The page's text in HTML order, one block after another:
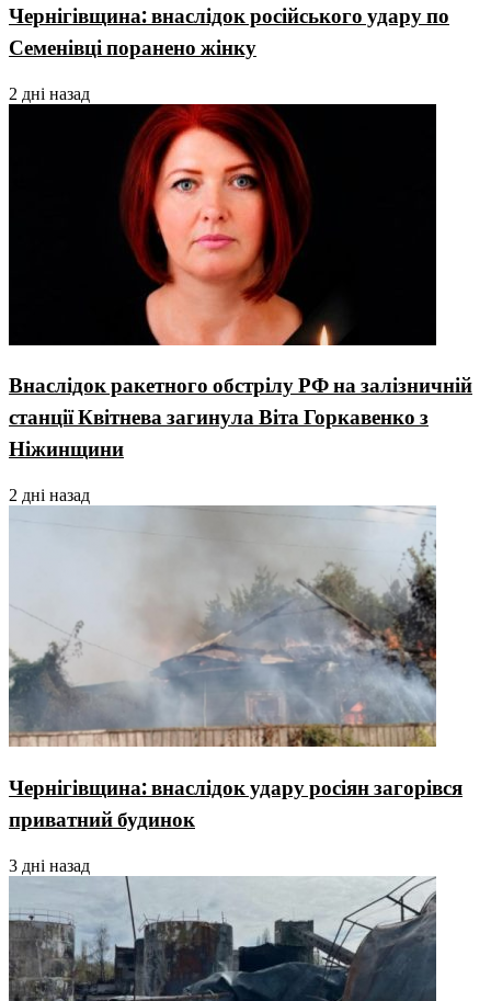
Чернігівщина: внаслідок російського удару по
Семенівці поранено жінку
2 дні назад
Внаслідок ракетного обстрілу РФ на залізничній
станції Квітнева загинула Віта Горкавенко з
Ніжинщини
2 дні назад
Чернігівщина: внаслідок удару росіян загорівся
приватний будинок
3 дні назад